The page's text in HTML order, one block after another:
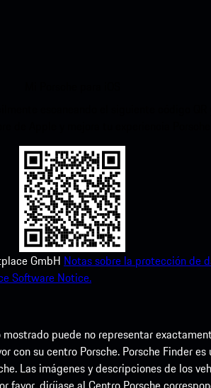
GmbH Notas sobre la protección de
Software Notice.
puede no representar
con su centro Porsche. Porsche Finder
Las imágenes y descripciones de los